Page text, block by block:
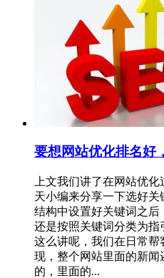
要想网站优化排名好
上文我们讲了在网站优
天小编来分享一下选好
结构中设置好关键词之
还是按照关键词分类为指
这么讲呢，我们在日常
现，整个网站里面的新
的，里面的...